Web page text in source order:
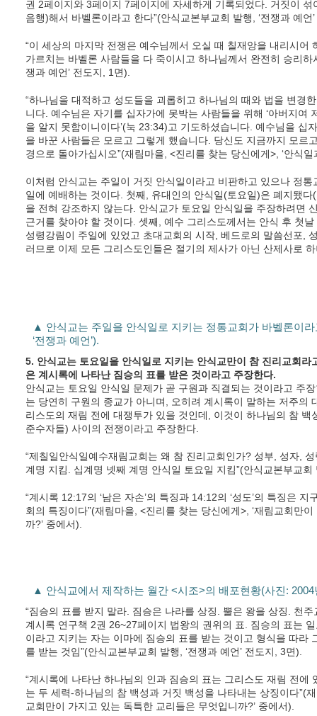
권 2페이지와 3페이지 7페이지에 자세하게 기록되었다. 거짓이
음행)해서 바벨론이라고 한다”(안식교본부교회 발행, ‘전쟁과 예언
“이 세상의 마지막 전쟁은 예수님께서 오실 때 칠재앙을 내리시어
가르치는 바벨론 사람들을 다 죽이시고 하나님께서 완전히 승리하
쟁과 예언’ 전도지, 1면).
“하나님을 대적하고 성도들을 괴롭히고 하나님의 때와 법을 변경
니다. 예수님은 자기를 십자가에 못박는 사람들을 위해 ‘아버지여
을 알지 못함이니이다’(눅 23:34)고 기도하셨습니다. 예수님을 십
을 바꾼 사람들은 모르고 그렇게 했습니다. 당신도 지금까지 모르
경으로 돌아가십시오”(재림마을, <진리를 찾는 당신에게>, ‘안식일
이처럼 안식교는 주일이 거짓 안식일이라고 비판하고 있으나 정
일에 예배하는 것이다. 첫째, 유대인의 안식일(토요일)은 폐지됐
을 전혀 강조하지 않는다. 안식교가 토요일 안식일을 주장하려면
근거를 찾아야 할 것이다. 셋째, 예수 그리스도께서는 안식 후 첫
성령강림이 주일에 있었고 초대교회의 시작, 베드로의 말씀선포,
러므로 이제 모든 그리스도인들은 절기의 제사가 아닌 산제사로
▲ 안식교는 주일을 안식일로 지키는 정통교회가 바벨론이
‘전쟁과 예언’).
5. 안식교는 토요일을 안식일로 지키는 안식교만이 참 진리교회
은 계시록에 나타난 짐승의 표를 받은 것이라고 주장한다.
안식교는 토요일 안식일 문제가 곧 구원과 직결되는 것이라고 주
는 당연히 구원의 종교가 아니며, 오히려 계시록이 말하는 저주의
리스도의 재림 전에 대쟁투가 있을 것인데, 이것이 하나님의 참
준수자들) 사이의 전쟁이라고 주장한다.
“제칠일안식일예수재림교회는 왜 참 진리교회인가? 성부, 성자,
계명 지킴. 십계명 넷째 계명 안식일 토요일 지킴”(안식교본부교회
“계시록 12:17의 ‘남은 자손’의 특징과 14:12의 ‘성도’의 특징은
회의 특징이다”(재림마을, <진리를 찾는 당신에게>, ‘재림교회만
까?’ 중에서).
▲ 안식교에서 제작하는 월간 <시조>의 배포현황(사진:
“짐승의 표를 받지 말라. 짐승은 나라를 상징. 뿔은 왕을 상징. 천
계시록 연구책 2권 26~27페이지 법왕의 권위의 표. 짐승의 표는
이라고 지키는 자는 이마에 짐승의 표를 받는 것이고 형식을 따라
를 받는 것임”(안식교본부교회 발행, ‘전쟁과 예언’ 전도지, 3면).
“계시록에 나타난 하나님의 인과 짐승의 표는 그리스도 재림 전에
는 두 세력-하나님의 참 백성과 거짓 백성을 나타내는 상징이다”(
교회만이 가지고 있는 독특한 교리들은 무엇입니까?’ 중에서).